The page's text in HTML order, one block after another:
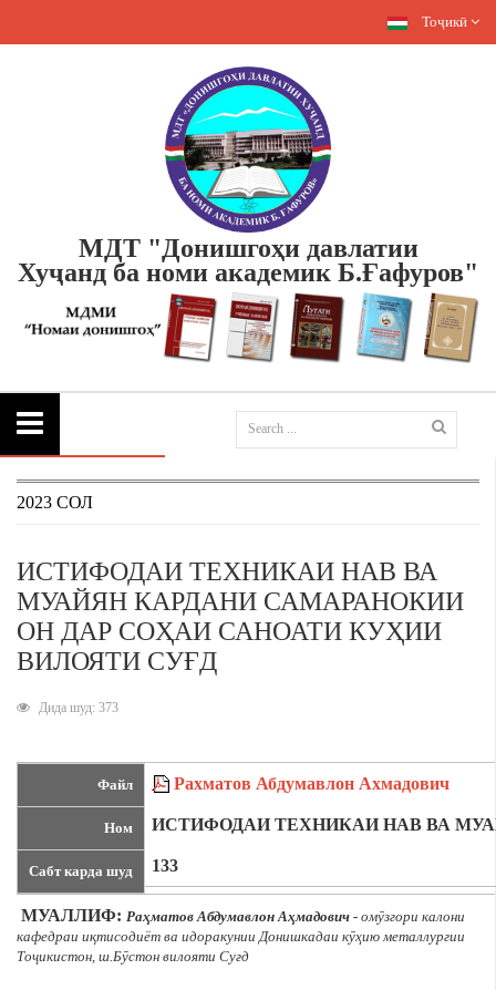
Тоҷикӣ
МДТ "Донишгоҳи давлатии
Хуҷанд ба номи академик Б.Ғафуров"
2023 СОЛ
ИСТИФОДАИ ТЕХНИКАИ НАВ ВА
МУАЙЯН КАРДАНИ САМАРАНОКИИ
ОН ДАР СОҲАИ САНОАТИ КУҲИИ
ВИЛОЯТИ СУҒД
Дида шуд: 373
Файл
Ном
Сабт карда шуд
Рахматов Абдумавлон Ахмадович
ИСТИФОДАИ ТЕХНИКАИ НАВ ВА
133
МУАЛЛИФ: Раҳматов Абдумавлон Аҳмадович - омӯзгори калони
кафедраи иқтисодиёт ва идоракунии Донишкадаи кӯҳию металлургии
Тоҷикистон, ш.Бӯстон вилояти Суғд